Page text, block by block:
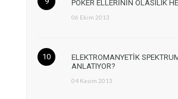
POKER ELLERİNİN OLASILIK
06 Ekim 2013
ELEKTROMANYETİK
ANLATIYOR?
04 Kasım 2013